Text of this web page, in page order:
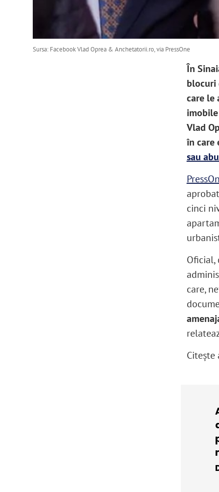
Sursa: Facebook Vlad Oprea & Anchetatorii.ro, via PressOne
În
blocuri
care le
Vlad
în care
sau
cinci
Oficial,
care,